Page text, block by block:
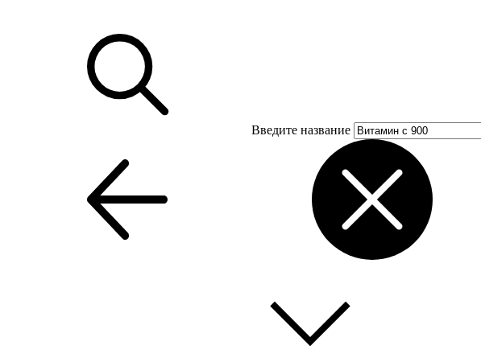
Введите название